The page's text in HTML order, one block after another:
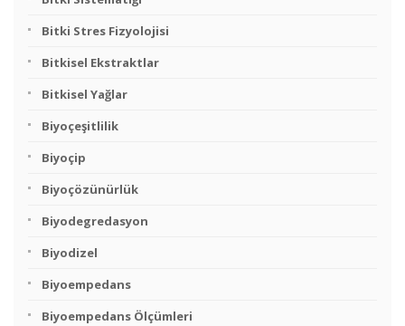
Bitki Stres Fizyolojisi
Bitkisel Ekstraktlar
Bitkisel Yağlar
Biyoçeşitlilik
Biyoçip
Biyoçözünürlük
Biyodegredasyon
Biyodizel
Biyoempedans
Biyoempedans Ölçümleri